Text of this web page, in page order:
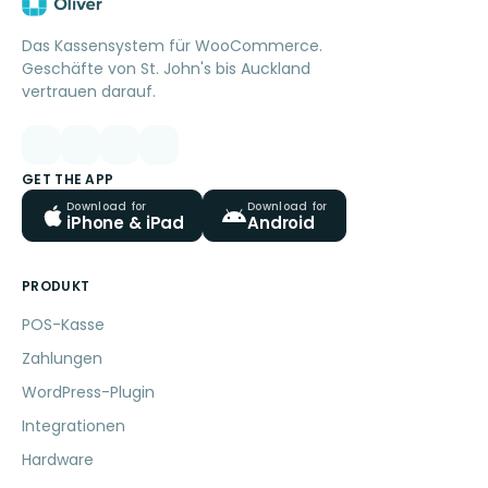
Das Kassensystem für WooCommerce.
Geschäfte von St. John's bis Auckland
vertrauen darauf.
GET THE APP
Download for
iPhone & iPad
Download for
Android
PRODUKT
POS-Kasse
Zahlungen
WordPress-Plugin
Integrationen
Hardware